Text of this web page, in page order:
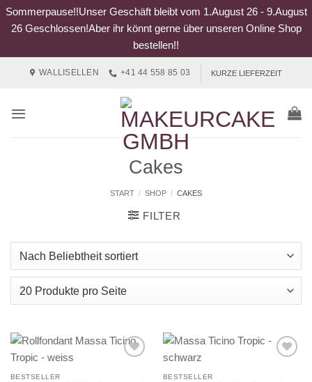
Sommerpause!!Unser Geschäft bleibt vom 1.August 26 - 9.August
26 Geschlossen!Aber ihr könnt gerne über unseren Online Shop
bestellen!!
WALLISELLEN +41 44 558 85 03 KURZE LIEFERZEIT
Cakes
START / SHOP / CAKES
FILTER
BESTSELLER BESTSELLER